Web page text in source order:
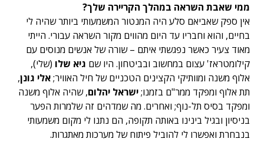
ממי שאבת השראה במהלך הקריירה שלך?
אין ספק שאביאם סלע היה המנטור המשמעותי ביותר שהיה לי
בחיים, והוא וחבריו עד היום מהווים מקור השראה עבורי. הייתי
מאוד צעיר כאשר נפגשתי איתם – שורה של אנשים מנוסים עם
קילומטראז' עצום במחשוב ובביטחון. היו שם גיא שלו (שלי),
אלוף משנה ומוותיקי הקצינים הטכניים של חיל האוויר;אלי גונן,
תת אלוף ומפקד ממר"ם בזמנו;ישראל יהלום, שהיה אלוף משנה
ומפקד בסיס תל-נוף; ואחרים. מה שמדהים זה שלמרות הפער
בניסיון ובגיל בינינו באותה תקופה, הם נתנו לי מקום משמעותי
בנבחרת ואפשרו לי להוביל פיתוח של מערכות מאתגרות.